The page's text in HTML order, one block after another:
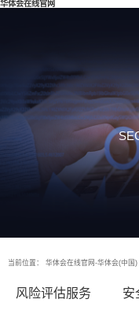
华体会在线官网
当前位置： 华体会在线官网-华体会(中国)
风险评估服务 安